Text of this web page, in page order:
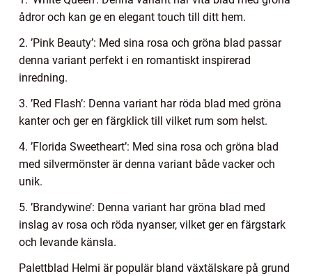
ådror och kan ge en elegant touch till ditt hem.
2. ’Pink Beauty’: Med sina rosa och gröna blad passar
denna variant perfekt i en romantiskt inspirerad
inredning.
3. ’Red Flash’: Denna variant har röda blad med gröna
kanter och ger en färgklick till vilket rum som helst.
4. ’Florida Sweetheart’: Med sina rosa och gröna blad
med silvermönster är denna variant både vacker och
unik.
5. ’Brandywine’: Denna variant har gröna blad med
inslag av rosa och röda nyanser, vilket ger en färgstark
och levande känsla.
Palettblad Helmi är populär bland växtälskare på grund